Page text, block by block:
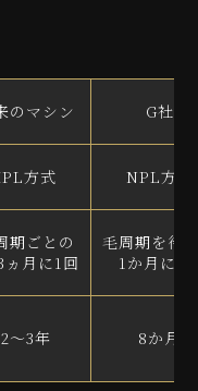
のマシン G社
方式 NPL方式
期ごとの
ヵ月に1回
毛周期を待
1か月に1
2～3年 8か月